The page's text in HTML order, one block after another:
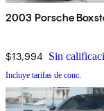
2003 Porsche
$13,994 Sin
Incluye tarifas de conc.